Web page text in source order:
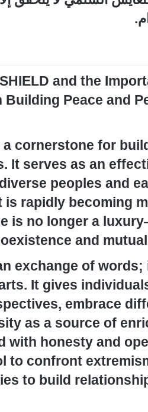
and the
Peace and
cornerstone for
It serves as an
peoples and
rapidly becoming
is no longer a
and
exchange of
It gives
embrace
as a source of
with honesty and
to confront
to build